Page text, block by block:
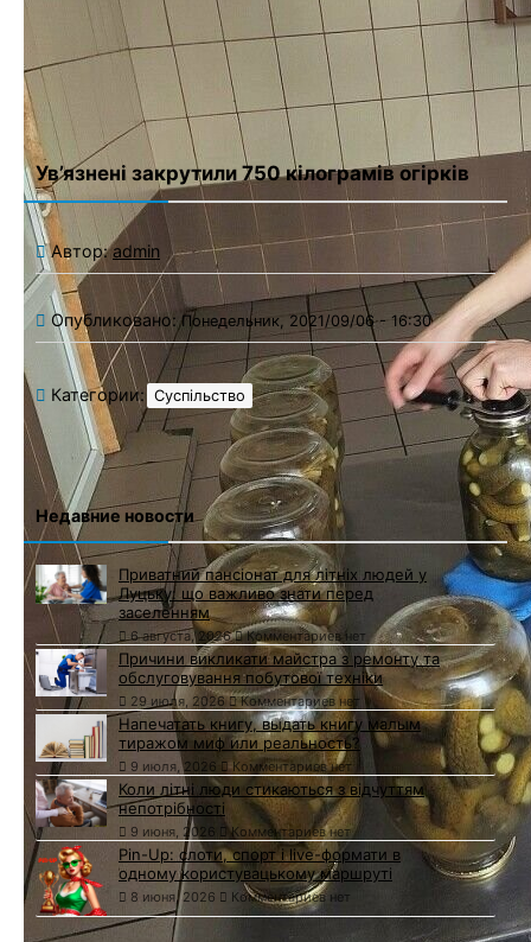
Сохранить моё имя, email и адрес сайта в этом браузере для
последующих моих комментариев.
Ув’язнені закрутили 750 кілограмів огірків
Автор:admin
Опубликовано:Понедельник, 2021/09/06 - 16:30
Категории: Суспільство
Недавние новости
Приватний пансіонат для літніх людей у
Луцьку: що важливо знати перед
заселенням
6 августа, 2026 Комментариев нет
Причини викликати майстра з ремонту та
обслуговування побутової техніки
29 июля, 2026 Комментариев нет
Напечатать книгу, выдать книгу малым
тиражом миф или реальность?
9 июля, 2026 Комментариев нет
Коли літні люди стикаються з відчуттям
непотрібності
9 июня, 2026 Комментариев нет
Pin-Up: слоти, спорт і live-формати в
одному користувацькому маршруті
8 июня, 2026 Комментариев нет